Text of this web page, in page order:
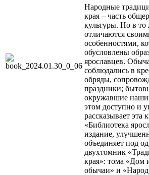
Народные
края – часть
культуры. Но в то
отличаются
особенностями,
обусловлены
ярославцев.
соблюдались в
обряды,
праздники;
окружавшие
этом доступно и
рассказывает эта
«Библиотека
издание,
объединяет под
двухтомник
края»: тома «Дом
обычаи» и